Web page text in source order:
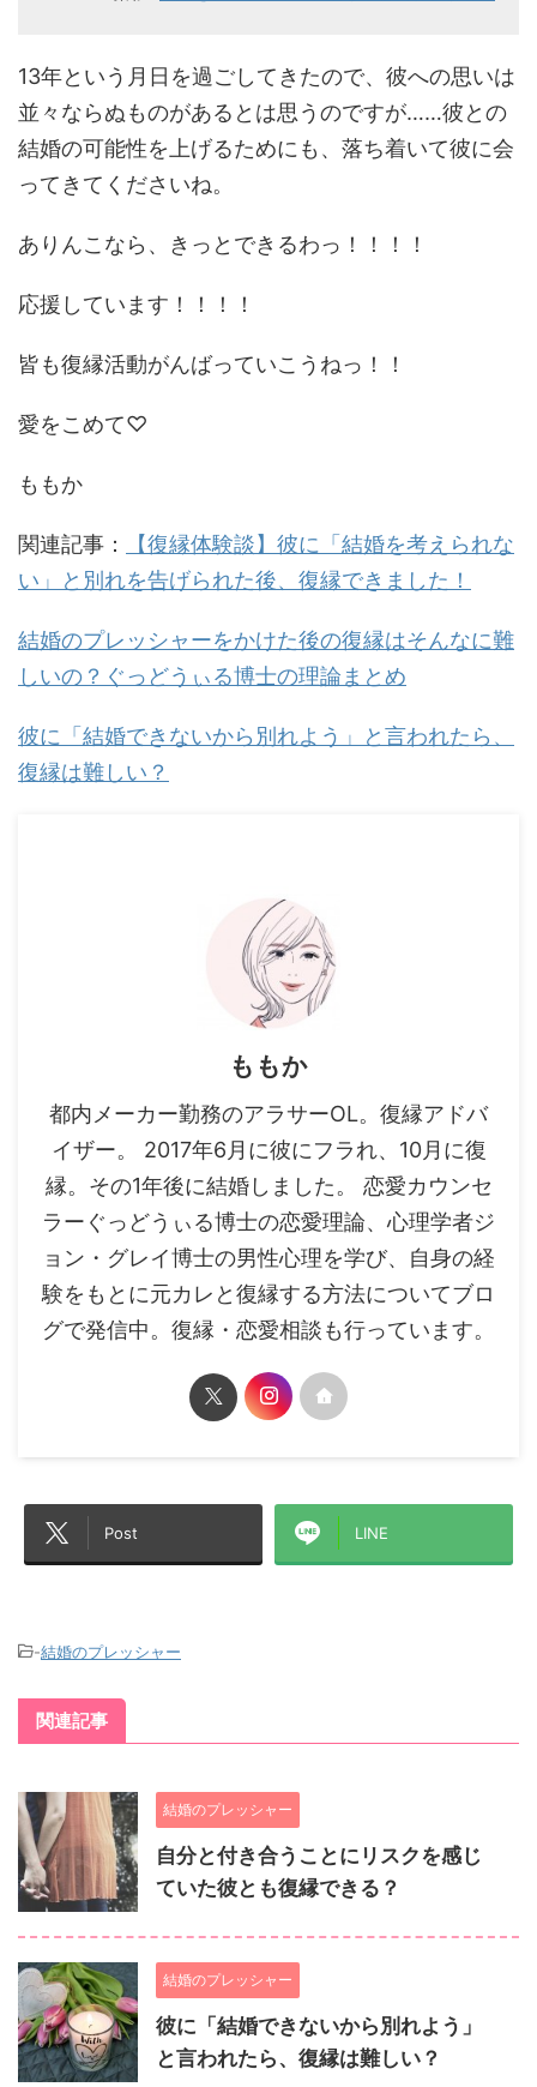
13年という月日を過ごしてきたので、彼への思いは
並々ならぬものがあるとは思うのですが……彼との
結婚の可能性を上げるためにも、落ち着いて彼に会
ってきてくださいね。
ありんこなら、きっとできるわっ！！！！
応援しています！！！！
皆も復縁活動がんばっていこうねっ！！
愛をこめて♡
ももか
関連記事：
【復縁体験談】彼に「結婚を考えられな
い」と別れを告げられた後、復縁できました！
結婚のプレッシャーをかけた後の復縁はそんなに難
しいの？ぐっどうぃる博士の理論まとめ
彼に「結婚できないから別れよう」と言われたら、
復縁は難しい？
ももか
都内メーカー勤務のアラサーOL。復縁アドバ
イザー。 2017年6月に彼にフラれ、10月に復
縁。その1年後に結婚しました。 恋愛カウンセ
ラーぐっどうぃる博士の恋愛理論、心理学者ジ
ョン・グレイ博士の男性心理を学び、自身の経
験をもとに元カレと復縁する方法についてブロ
グで発信中。復縁・恋愛相談も行っています。
Post LINE
-結婚のプレッシャー
関連記事
結婚のプレッシャー
自分と付き合うことにリスクを感じ
ていた彼とも復縁できる？
結婚のプレッシャー
彼に「結婚できないから別れよう」
と言われたら、復縁は難しい？